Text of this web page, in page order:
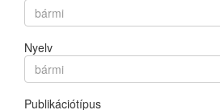
bármi
Nyelv
bármi
Publikációtípus